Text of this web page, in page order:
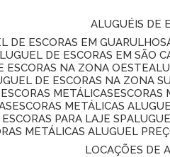
ALUGUÉIS DE
DE ESCORAS EM GUARULHOS
ALUGUEL DE ESCORAS EM SÃO
ESCORAS NA ZONA OESTE
DE ESCORAS NA ZONA
ESCORAS METÁLICAS
ESCORAS METÁLICAS
ESCORAS PARA LAJE SP
METÁLICAS ALUGUEL
LOCAÇÕES DE